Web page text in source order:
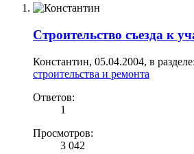
Строительство съезда к
Константин, 05.04.2004, в разделе:
строительства и ремонта
Ответов:
1
Просмотров:
3 042